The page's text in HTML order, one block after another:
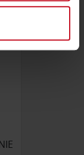
osobiste
preferencje w
chwili.
danymi